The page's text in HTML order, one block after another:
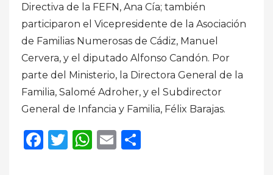
Directiva de la FEFN, Ana Cía; también
participaron el Vicepresidente de la Asociación
de Familias Numerosas de Cádiz, Manuel
Cervera, y el diputado Alfonso Candón. Por
parte del Ministerio, la Directora General de la
Familia, Salomé Adroher, y el Subdirector
General de Infancia y Familia, Félix Barajas.
Facebook
Twitter
WhatsApp
Email